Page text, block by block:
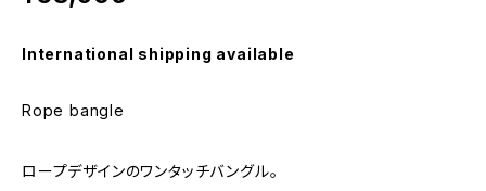
International shipping available
Rope bangle
ロープデザインのワンタッチバングル。